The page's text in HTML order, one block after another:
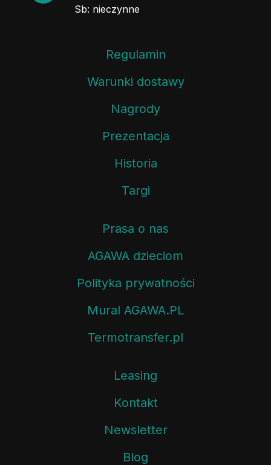
Sb: nieczynne
Regulamin
Warunki dostawy
Nagrody
Prezentacja
Historia
Targi
Prasa o nas
AGAWA dzieciom
Polityka prywatności
Mural AGAWA.PL
Termotransfer.pl
Leasing
Kontakt
Newsletter
Blog